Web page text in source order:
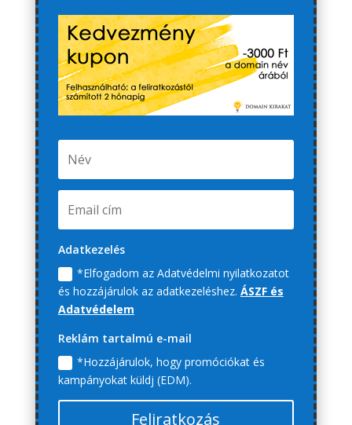
Adatkezelés
*Elfogadom az Adatvédelmi nyilatkozatot
és hozzájárulok az adatkezeléshez. ÁSZF és
Adatvédelem
Reklám tartalmú e-mail
*Hozzájárulok, hogy promóciókat és
kampányokat küldj (EDM).
Feliratkozás